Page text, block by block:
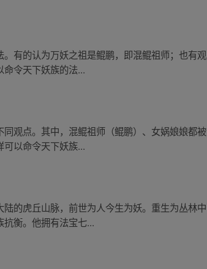
有的认为万妖之祖是鲲鹏，即混鲲祖师；也有
令天下妖族的法...
观点。其中，混鲲祖师（鲲鹏）、女娲娘娘都
以命令天下妖族...
的虎丘山脉，前世为人今生为妖。重生为丛林
衡。他拥有法宝七...